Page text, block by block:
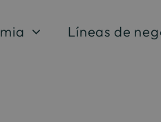
Líneas de